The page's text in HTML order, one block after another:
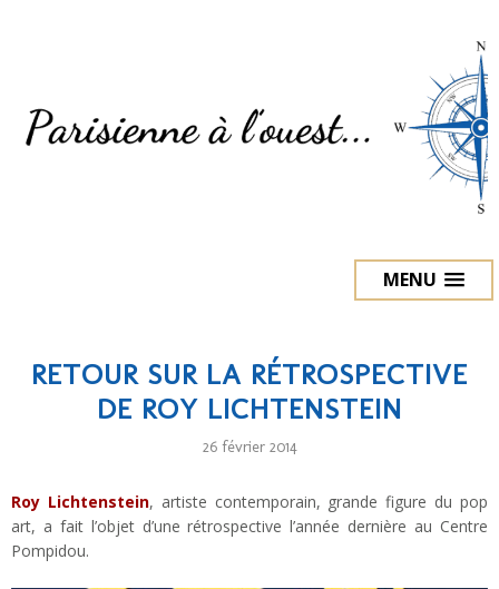
MENU
RETOUR SUR LA RÉTROSPECTIVE
DE ROY LICHTENSTEIN
26 février 2014
Roy Lichtenstein, artiste contemporain, grande figure du pop
art, a fait l’objet d’une rétrospective l’année dernière au Centre
Pompidou.